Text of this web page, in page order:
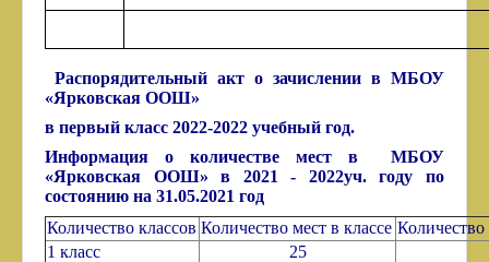
Распорядительный акт о зачислении в МБОУ
«Ярковская ООШ»
в первый класс 2022-2022 учебный год.
Информация о количестве мест в МБОУ
«Ярковская ООШ» в 2021 - 2022уч. году по
состоянию на 31.05.2021 год
Количество классов Количество мест в классе
1 класс
25